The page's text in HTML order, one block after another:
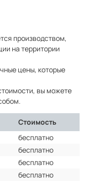
производством,
на территории
цены, которые
вы можете
Стоимость
бесплатно
бесплатно
бесплатно
бесплатно